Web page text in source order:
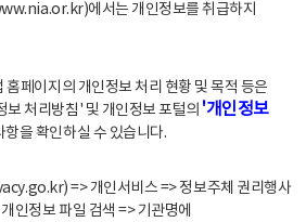
에서는 개인정보를 취급하지
홈페이지의 개인정보 처리 현황 및 목적 등은
보 처리방침' 및 개인정보 포털의 '개인정보
항을 확인하실 수 있습니다.
=> 개인서비스 => 정보주체 권리행사
인정보 파일 검색 => 기관명에